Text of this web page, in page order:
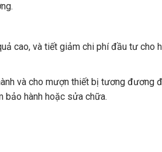
cao, và tiết giảm chi phí đầu tư cho
và cho mượn thiết bị tương đương
hành hoặc sửa chữa.